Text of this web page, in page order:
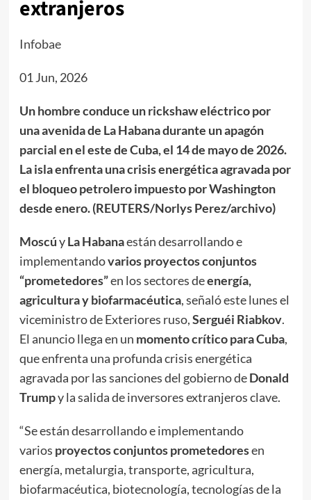
extranjeros
Infobae
01 Jun, 2026
Un hombre conduce un rickshaw eléctrico por
una avenida de La Habana durante un apagón
parcial en el este de Cuba, el 14 de mayo de 2026.
La isla enfrenta una crisis energética agravada por
el bloqueo petrolero impuesto por Washington
desde enero. (REUTERS/Norlys Perez/archivo)
MoscúyLa Habanaestán desarrollando e
implementandovarios proyectos conjuntos
“prometedores”en los sectores deenergía,
agricultura y biofarmacéutica, señaló este lunes el
viceministro de Exteriores ruso,Serguéi Riabkov.
El anuncio llega en un momento crítico para Cuba,
que enfrenta una profunda crisis energética
agravada por las sanciones del gobierno deDonald
Trumpy la salida de inversores extranjeros clave.
“Se están desarrollando e implementando
varios proyectos conjuntos prometedoresen
energía, metalurgia, transporte, agricultura,
biofarmacéutica, biotecnología, tecnologías de la